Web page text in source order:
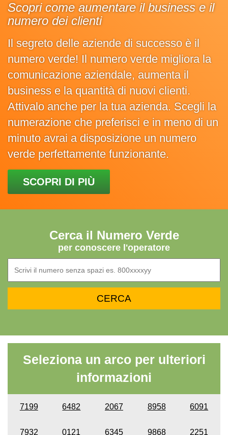
Scopri come aumentare il business e il
numero dei clienti
Il segreto delle aziende di successo è il
numero verde! Il numero verde migliora la
comunicazione aziendale, aumenta il
business e la quantità di nuovi clienti.
Attivalo anche per la tua azienda. Scegli la
numerazione che preferisci e in meno di un
minuto avrai a disposizione un numero
verde perfettamente funzionante.
SCOPRI DI PIÙ
Cerca il Numero Verde
per conoscere l'operatore
Seleziona un arco per ulteriori
informazioni
7199 6482 2067 8958 6091
7932 0121 6345 9868 2251